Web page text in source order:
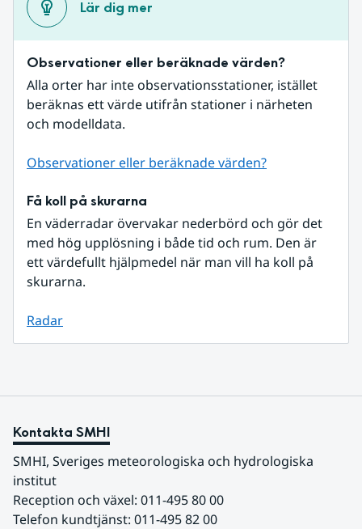
Lär dig mer
Observationer eller beräknade värden?
Alla orter har inte observationsstationer, istället
beräknas ett värde utifrån stationer i närheten
och modelldata.
Observationer eller beräknade värden?
Få koll på skurarna
En väderradar övervakar nederbörd och gör det
med hög upplösning i både tid och rum. Den är
ett värdefullt hjälpmedel när man vill ha koll på
skurarna.
Radar
Kontakta SMHI
SMHI, Sveriges meteorologiska och hydrologiska
institut
Reception och växel: 011-495 80 00
Telefon kundtjänst: 011-495 82 00